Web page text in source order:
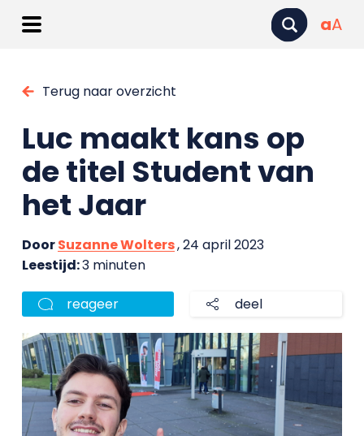
aA
Terug naar overzicht
Luc maakt kans op
de titel Student van
het Jaar
DoorSuzanne Wolters, 24 april 2023
Leestijd:3 minuten
reageer deel